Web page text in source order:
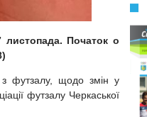
листопада. Початок о
з футзалу, щодо змін у
футзалу Черкаської